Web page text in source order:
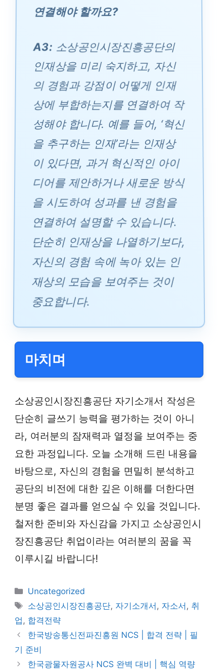
연결해야 할까요?
A3: 소상공인시장진흥공단의
인재상을 미리 숙지하고, 자신
의 경험과 강점이 어떻게 인재
상에 부합하는지를 연결하여 작
성해야 합니다. 예를 들어, ‘혁신
을 추구하는 인재’라는 인재상
이 있다면, 과거 혁신적인 아이
디어를 제안하거나 새로운 방식
을 시도하여 성과를 낸 경험을
연결하여 설명할 수 있습니다.
단순히 인재상을 나열하기보다,
자신의 경험 속에 녹아 있는 인
재상의 모습을 보여주는 것이
중요합니다.
마치며
소상공인시장진흥공단 자기소개서 작성은
단순히 글쓰기 능력을 평가하는 것이 아니
라, 여러분의 잠재력과 열정을 보여주는 중
요한 과정입니다. 오늘 소개해 드린 내용을
바탕으로, 자신의 경험을 면밀히 분석하고
공단의 비전에 대한 깊은 이해를 더한다면
분명 좋은 결과를 얻으실 수 있을 것입니다.
철저한 준비와 자신감을 가지고 소상공인시
장진흥공단 취업이라는 여러분의 꿈을 꼭
이루시길 바랍니다!
카
테
리
Uncategorized
태
그
소상공인시장진흥공단, 자기소개서 , 자소서 , 취
업, 합격전략
한국방송통신전파진흥원 NCS | 합격 전략 | 필
기 준비
한국광물자원공사 NCS 완벽 대비 | 핵심 역량